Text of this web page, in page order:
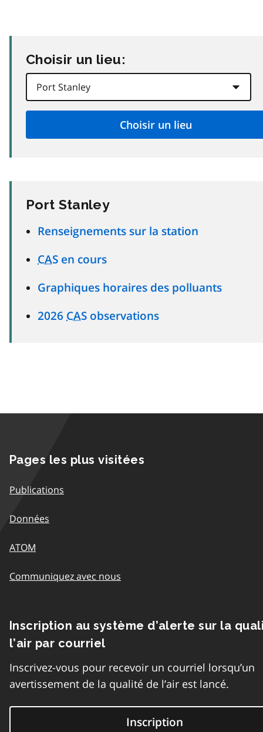
Choisir un lieu:
Port Stanley
Renseignements sur la station
CAS en cours
Graphiques horaires des polluants
2026 CAS observations
Pages les plus visitées
Publications
Données
ATOM
Communiquez avec nous
Inscription au système d’alerte sur la
l’air par courriel
Inscrivez-vous pour recevoir un courriel lorsqu’un
avertissement de la qualité de l’air est lancé.
Inscription